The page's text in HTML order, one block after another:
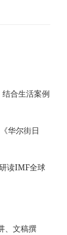
合生活案例
华尔街日
读IMF全球
、文稿撰